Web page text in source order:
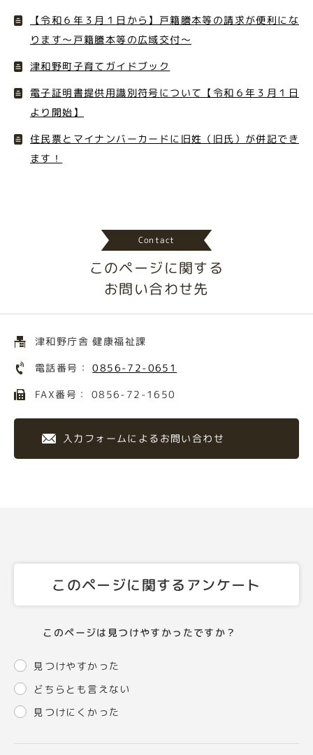
【令和６年３月１日から】戸籍謄本等の請求が便利にな
ります～戸籍謄本等の広域交付～
津和野町子育てガイドブック
電子証明書提供用識別符号について【令和６年３月１日
より開始】
住民票とマイナンバーカードに旧姓（旧氏）が併記でき
ます！
Contact
このページに関する
お問い合わせ先
津和野庁舎 健康福祉課
電話番号：0856-72-0651
FAX番号： 0856-72-1650
入力フォームによるお問い合わせ
このページに関するアンケート
このページは見つけやすかったですか？
見つけやすかった
どちらとも言えない
見つけにくかった